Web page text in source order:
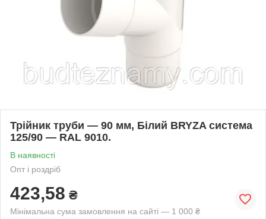
Трійник труби — 90 мм, Білий BRYZA система
125/90 — RAL 9010.
В наявності
Опт і роздріб
423,58 ₴
Мінімальна сума замовлення на сайті — 1 000 ₴